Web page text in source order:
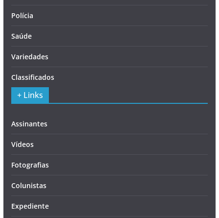
Polícia
Saúde
Variedades
Classificados
+ Links
Assinantes
Vídeos
Fotografias
Colunistas
Expediente